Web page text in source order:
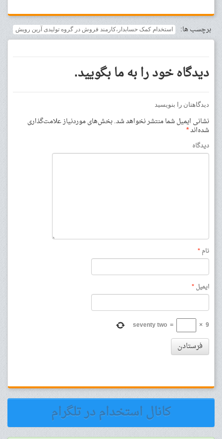
برچسب ها: استخدام کمک حسابدار،کارمند فروش در گروه تولیدی آرین رویش
دیدگاه خود را به ما بگویید.
دیدگاهتان را بنویسید
نشانی ایمیل شما منتشر نخواهد شد.بخش‌های موردنیاز علامت‌گذاری
شده‌اند*
دیدگاه
نام*
ایمیل*
9
×
=
seventy two
فرستادن
کانال استخدام در تلگرام